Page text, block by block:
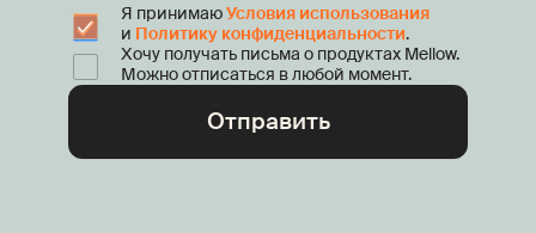
Я принимаюУсловия использования
и Политику конфиденциальности.
Хочу получать письма о продуктах Mellow.
Можно отписаться в любой момент.